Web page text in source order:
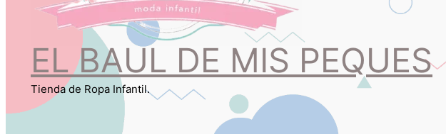
EL BAUL DE MIS PEQUES
Tienda de Ropa Infantil.